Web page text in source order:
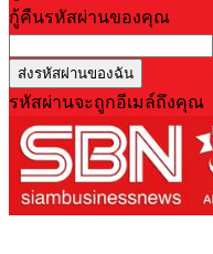
กู้คืนรหัสผ่านของคุณ
รหัสผ่านจะถูกอีเมล์ถึงคุณ